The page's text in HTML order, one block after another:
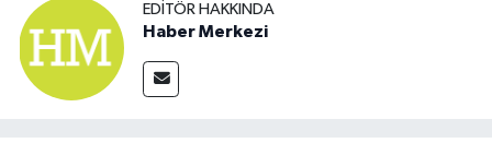
EDITÖR HAKKINDA
Haber Merkezi